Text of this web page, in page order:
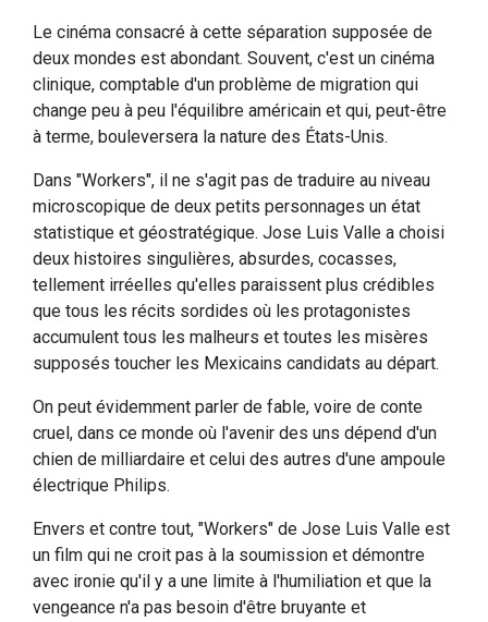
Le cinéma consacré à cette séparation supposée de
deux mondes est abondant. Souvent, c'est un cinéma
clinique, comptable d'un problème de migration qui
change peu à peu l'équilibre américain et qui, peut-être
à terme, bouleversera la nature des États-Unis.
Dans "Workers", il ne s'agit pas de traduire au niveau
microscopique de deux petits personnages un état
statistique et géostratégique. Jose Luis Valle a choisi
deux histoires singulières, absurdes, cocasses,
tellement irréelles qu'elles paraissent plus crédibles
que tous les récits sordides où les protagonistes
accumulent tous les malheurs et toutes les misères
supposés toucher les Mexicains candidats au départ.
On peut évidemment parler de fable, voire de conte
cruel, dans ce monde où l'avenir des uns dépend d'un
chien de milliardaire et celui des autres d'une ampoule
électrique Philips.
Envers et contre tout, "Workers" de Jose Luis Valle est
un film qui ne croit pas à la soumission et démontre
avec ironie qu'il y a une limite à l'humiliation et que la
vengeance n'a pas besoin d'être bruyante et